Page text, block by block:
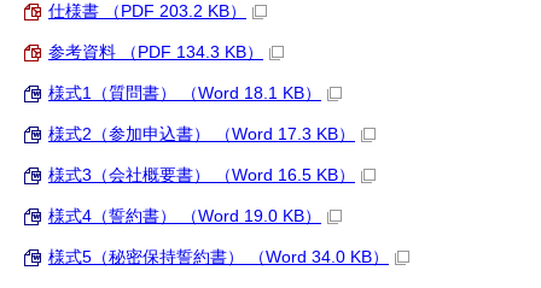
仕様書 （PDF 203.2 KB）
参考資料 （PDF 134.3 KB）
様式1（質問書） （Word 18.1 KB）
様式2（参加申込書） （Word 17.3 KB）
様式3（会社概要書） （Word 16.5 KB）
様式4（誓約書） （Word 19.0 KB）
様式5（秘密保持誓約書） （Word 34.0 KB）